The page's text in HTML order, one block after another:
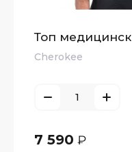
Топ
Cherokee
7 590 ₽